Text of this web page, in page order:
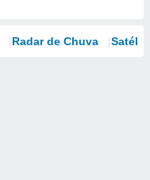
Radar de Chuva